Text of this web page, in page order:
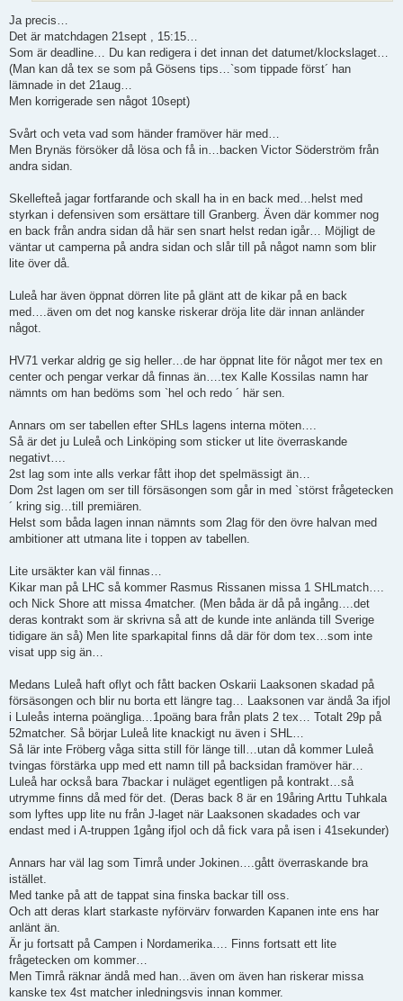
Ja precis…
Det är matchdagen 21sept , 15:15…
Som är deadline… Du kan redigera i det innan det datumet/klockslaget…
(Man kan då tex se som på Gösens tips…`som tippade först´ han
lämnade in det 21aug…
Men korrigerade sen något 10sept)
Svårt och veta vad som händer framöver här med…
Men Brynäs försöker då lösa och få in…backen Victor Söderström från
andra sidan.
Skellefteå jagar fortfarande och skall ha in en back med…helst med
styrkan i defensiven som ersättare till Granberg. Även där kommer nog
en back från andra sidan då här sen snart helst redan igår… Möjligt de
väntar ut camperna på andra sidan och slår till på något namn som blir
lite över då.
Luleå har även öppnat dörren lite på glänt att de kikar på en back
med….även om det nog kanske riskerar dröja lite där innan anländer
något.
HV71 verkar aldrig ge sig heller…de har öppnat lite för något mer tex en
center och pengar verkar då finnas än….tex Kalle Kossilas namn har
nämnts om han bedöms som `hel och redo ´ här sen.
Annars om ser tabellen efter SHLs lagens interna möten….
Så är det ju Luleå och Linköping som sticker ut lite överraskande
negativt….
2st lag som inte alls verkar fått ihop det spelmässigt än…
Dom 2st lagen om ser till försäsongen som går in med `störst frågetecken
´ kring sig…till premiären.
Helst som båda lagen innan nämnts som 2lag för den övre halvan med
ambitioner att utmana lite i toppen av tabellen.
Lite ursäkter kan väl finnas…
Kikar man på LHC så kommer Rasmus Rissanen missa 1 SHLmatch….
och Nick Shore att missa 4matcher. (Men båda är då på ingång….det
deras kontrakt som är skrivna så att de kunde inte anlända till Sverige
tidigare än så) Men lite sparkapital finns då där för dom tex…som inte
visat upp sig än…
Medans Luleå haft oflyt och fått backen Oskarii Laaksonen skadad på
försäsongen och blir nu borta ett längre tag… Laaksonen var ändå 3a ifjol
i Luleås interna poängliga…1poäng bara från plats 2 tex… Totalt 29p på
52matcher. Så börjar Luleå lite knackigt nu även i SHL…
Så lär inte Fröberg våga sitta still för länge till…utan då kommer Luleå
tvingas förstärka upp med ett namn till på backsidan framöver här…
Luleå har också bara 7backar i nuläget egentligen på kontrakt…så
utrymme finns då med för det. (Deras back 8 är en 19åring Arttu Tuhkala
som lyftes upp lite nu från J-laget när Laaksonen skadades och var
endast med i A-truppen 1gång ifjol och då fick vara på isen i 41sekunder)
Annars har väl lag som Timrå under Jokinen….gått överraskande bra
istället.
Med tanke på att de tappat sina finska backar till oss.
Och att deras klart starkaste nyförvärv forwarden Kapanen inte ens har
anlänt än.
Är ju fortsatt på Campen i Nordamerika…. Finns fortsatt ett lite
frågetecken om kommer…
Men Timrå räknar ändå med han…även om även han riskerar missa
kanske tex 4st matcher inledningsvis innan kommer.